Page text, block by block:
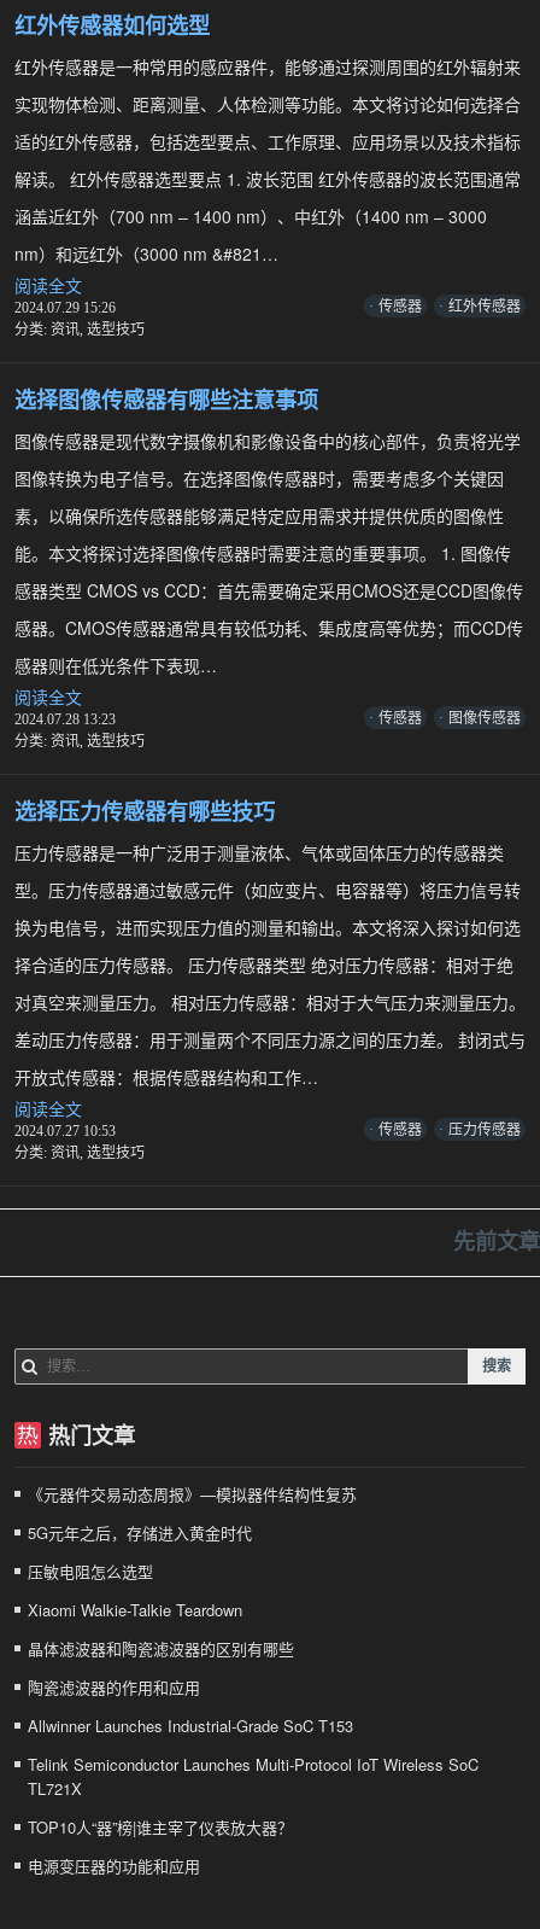
器
作
及
应
红外传感器如何选型
红外传感器是一种常用的感应器件，能够通过探测周围的红外辐射来
实现物体检测、距离测量、人体检测等功能。本文将讨论如何选择合
适的红外传感器，包括选型要点、工作原理、应用场景以及技术指标
解读。 红外传感器选型要点 1. 波长范围 红外传感器的波长范围通常
涵盖近红外（700 nm – 1400 nm）、中红外（1400 nm – 3000
nm）和远红外（3000 nm &#821…
阅读全文
外
传
如
何
选
型
2024.07.29 15:26
分类: 资讯 选型技巧
传感器 红外传感器
选择图像传感器有哪些注意事项
图像传感器是现代数字摄像机和影像设备中的核心部件，负责将光学
图像转换为电子信号。在选择图像传感器时，需要考虑多个关键因
素，以确保所选传感器能够满足特定应用需求并提供优质的图像性
能。本文将探讨选择图像传感器时需要注意的重要事项。 1. 图像传
感器类型 CMOS vs CCD：首先需要确定采用CMOS还是CCD图像传
感器。CMOS传感器通常具有较低功耗、集成度高等优势；而CCD传
感器则在低光条件下表现…
阅读全文
择
图
感
器
有
哪
注
意
项
2024.07.28 13:23
分类: 资讯 选型技巧
传感器 图像传感器
选择压力传感器有哪些技巧
压力传感器是一种广泛用于测量液体、气体或固体压力的传感器类
型。压力传感器通过敏感元件（如应变片、电容器等）将压力信号转
换为电信号，进而实现压力值的测量和输出。本文将深入探讨如何选
择合适的压力传感器。 压力传感器类型 绝对压力传感器：相对于绝
对真空来测量压力。 相对压力传感器：相对于大气压力来测量压力。
差动压力传感器：用于测量两个不同压力源之间的压力差。 封闭式与
开放式传感器：根据传感器结构和工作…
阅读全文
择
压
传
有
技
巧
2024.07.27 10:53
分类: 资讯 选型技巧
传感器 压力传感器
文
导
先前文章
搜
索：
热门文章
《元器件交易动态周报》—模拟器件结构性复苏
5G元年之后，存储进入黄金时代
压敏电阻怎么选型
Xiaomi Walkie-Talkie Teardown
晶体滤波器和陶瓷滤波器的区别有哪些
陶瓷滤波器的作用和应用
Allwinner Launches Industrial-Grade SoC T153
Telink Semiconductor Launches Multi-Protocol IoT Wireless SoC
TL721X
TOP10人“器”榜|谁主宰了仪表放大器？
电源变压器的功能和应用